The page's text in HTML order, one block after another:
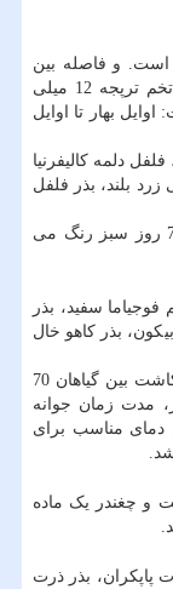
ترپچه 5 سانتی متر است. و فاصله بین
ردیف های کاشت 16 سانتی متر. عمق کاشت تخم ترپجه 12 میلی
بهار تا اوایل
دلمه کالیفرنیا
بلند، بذر فلفل
دوره رشد و باردهی: فلفل ها بعد از گذاشت 70 روز سبز رنگ می
سفید، بذر
بذر کاهو خال
دوره رشد و بازدهی 70 روز می باشد و فاصله کاشت بین گیاهان 70
کاشت بذر 5 میلی متر، مدت زمان جوانه
تا 29 درجه سانتی گراد 4 روز. دمای مناسب برای
و چغندر یک ماده
پاپکران، بذر ذرت